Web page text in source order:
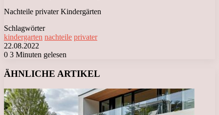
Nachteile privater Kindergärten
Schlagwörter
kindergarten nachteile privater
22.08.2022
0 3 Minuten gelesen
ÄHNLICHE ARTIKEL